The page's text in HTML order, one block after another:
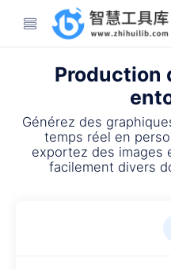
Production
Générez des
temps réel en
exportez des images
facilement divers